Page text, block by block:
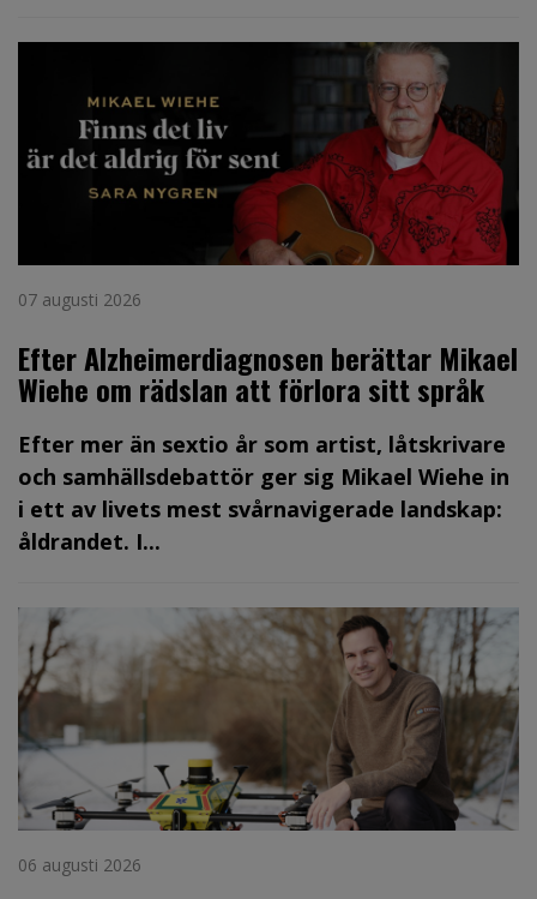
07 augusti 2026
Efter Alzheimerdiagnosen berättar Mikael
Wiehe om rädslan att förlora sitt språk
Efter mer än sextio år som artist, låtskrivare
och samhällsdebattör ger sig Mikael Wiehe in
i ett av livets mest svårnavigerade landskap:
åldrandet. I...
06 augusti 2026